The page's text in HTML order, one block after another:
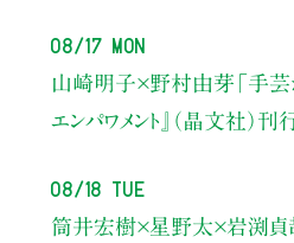
08/17 Mon
山崎明子×野村由芽 「手
エンパワメント』（晶文社）
08/18 Tue
筒井宏樹×星野太×岩渕貞